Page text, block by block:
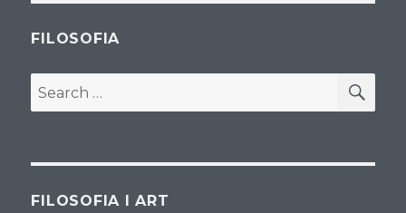
FILOSOFIA
Search
for:
FILOSOFIA I ART